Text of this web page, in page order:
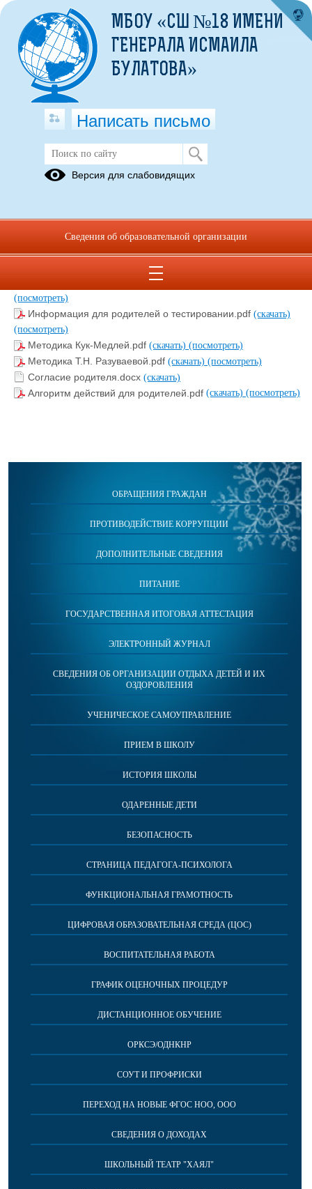
Социально-психологическое
тестирование на выявление
Буклет-для-родителей-Стоит-ли-бояться-СПТ.pdf
(посмотреть)
Информация для родителей о тестировании.pdf (скачать)
(посмотреть)
Методика Кук-Медлей.pdf (скачать) (посмотреть)
Методика Т.Н. Разуваевой.pdf (скачать) (посмотреть)
Согласие родителя.docx (скачать)
Алгоритм действий для родителей.pdf (скачать) (посмотреть)
ОБРАЩЕНИЯ ГРАЖДАН
ПРОТИВОДЕЙСТВИЕ КОРРУПЦИИ
ДОПОЛНИТЕЛЬНЫЕ СВЕДЕНИЯ
ПИТАНИЕ
ГОСУДАРСТВЕННАЯ ИТОГОВАЯ АТТЕСТАЦИЯ
ЭЛЕКТРОННЫЙ ЖУРНАЛ
СВЕДЕНИЯ ОБ ОРГАНИЗАЦИИ ОТДЫХА ДЕТЕЙ И ИХ
ОЗДОРОВЛЕНИЯ
УЧЕНИЧЕСКОЕ САМОУПРАВЛЕНИЕ
ПРИЕМ В ШКОЛУ
ИСТОРИЯ ШКОЛЫ
ОДАРЕННЫЕ ДЕТИ
БЕЗОПАСНОСТЬ
СТРАНИЦА ПЕДАГОГА-ПСИХОЛОГА
ФУНКЦИОНАЛЬНАЯ ГРАМОТНОСТЬ
ЦИФРОВАЯ ОБРАЗОВАТЕЛЬНАЯ СРЕДА (ЦОС)
ВОСПИТАТЕЛЬНАЯ РАБОТА
ГРАФИК ОЦЕНОЧНЫХ ПРОЦЕДУР
ДИСТАНЦИОННОЕ ОБУЧЕНИЕ
ОРКСЭ/ОДНКНР
СОУТ И ПРОФРИСКИ
ПЕРЕХОД НА НОВЫЕ ФГОС НОО, ООО
СВЕДЕНИЯ О ДОХОДАХ
ШКОЛЬНЫЙ ТЕАТР "ХАЯЛ"
МБОУ «СШ №18 ИМЕНИ
ГЕНЕРАЛА ИСМАИЛА
БУЛАТОВА»
Написать письмо
Версия для слабовидящих
Сведения об образовательной организации